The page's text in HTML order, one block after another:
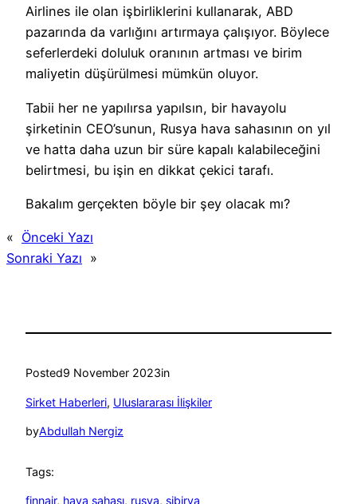
Airlines ile olan işbirliklerini kullanarak, ABD
pazarında da varlığını artırmaya çalışıyor. Böylece
seferlerdeki doluluk oranının artması ve birim
maliyetin düşürülmesi mümkün oluyor.
Tabii her ne yapılırsa yapılsın, bir havayolu
şirketinin CEO’sunun, Rusya hava sahasının on yıl
ve hatta daha uzun bir süre kapalı kalabileceğini
belirtmesi, bu işin en dikkat çekici tarafı.
Bakalım gerçekten böyle bir şey olacak mı?
« Önceki Yazı
Sonraki Yazı »
Posted9 November 2023in
Sirket Haberleri, Uluslararası İlişkiler
byAbdullah Nergiz
Tags:
finnair, hava sahası, rusya, sibirya